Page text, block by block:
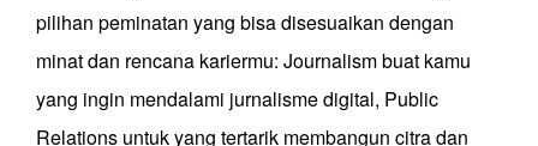
pilihan peminatan yang bisa disesuaikan dengan
minat dan rencana kariermu: Journalism buat kamu
yang ingin mendalami jurnalisme digital, Public
Relations untuk yang tertarik membangun citra dan